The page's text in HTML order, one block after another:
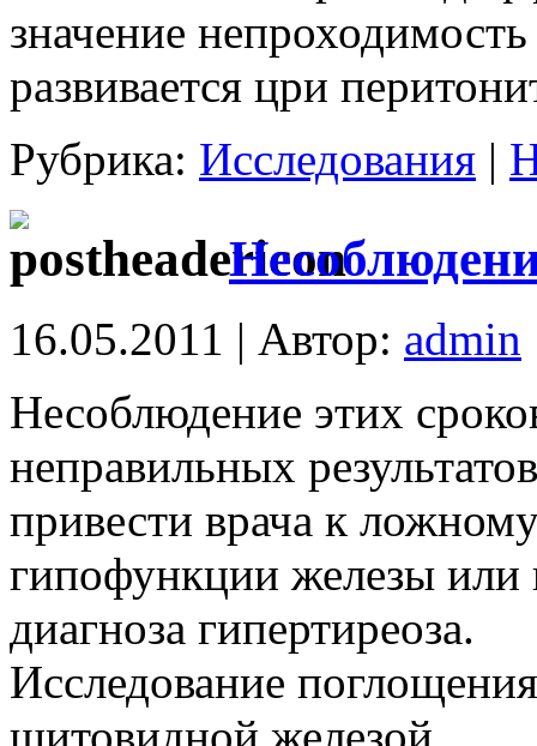
значение
развивается цри
Рубрика: Исследования |
16.05.2011 | Автор: admin
Несоблюдение этих
неправильных
привести врача к
гипофункции железы
диагноза гипертиреоза.
Исследование
щитовидной железой